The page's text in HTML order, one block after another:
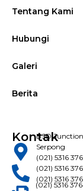
Tentang Kami
Hubungi
Galeri
Berita
Kontak
BSD
Serpong
(021) 5316
(021) 5316
(021) 5316
(021) 5316